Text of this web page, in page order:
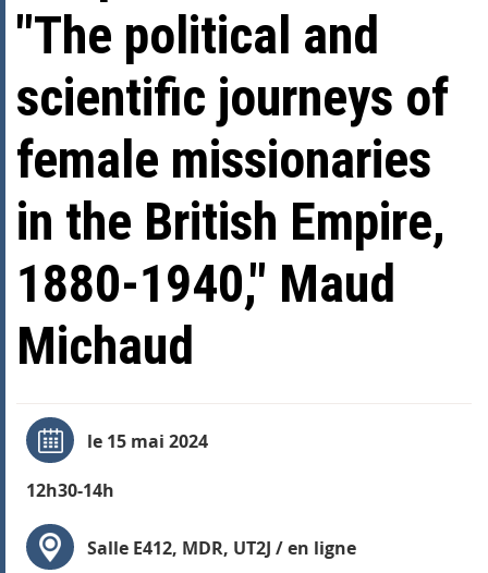
"The political and
scientific journeys of
female missionaries
in the British Empire,
1880-1940," Maud
Michaud
le 15 mai 2024
12h30-14h
Salle E412, MDR, UT2J / en ligne